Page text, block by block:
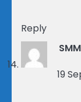
Reply
19